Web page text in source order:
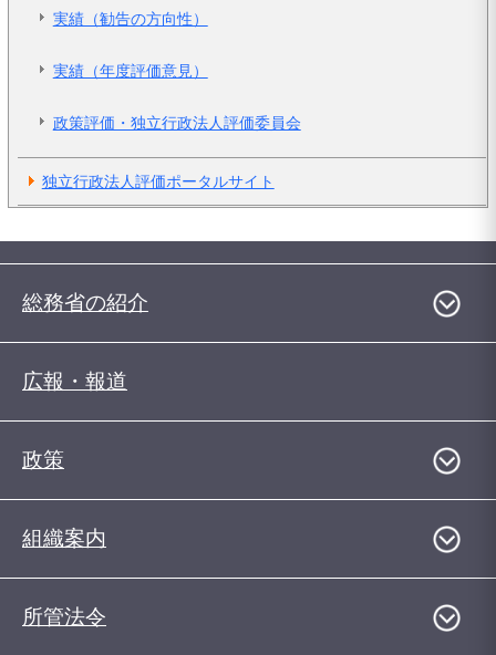
実績（勧告の方向性）
実績（年度評価意見）
政策評価・独立行政法人評価委員会
独立行政法人評価ポータルサイト
総務省の紹介
広報・報道
政策
組織案内
所管法令